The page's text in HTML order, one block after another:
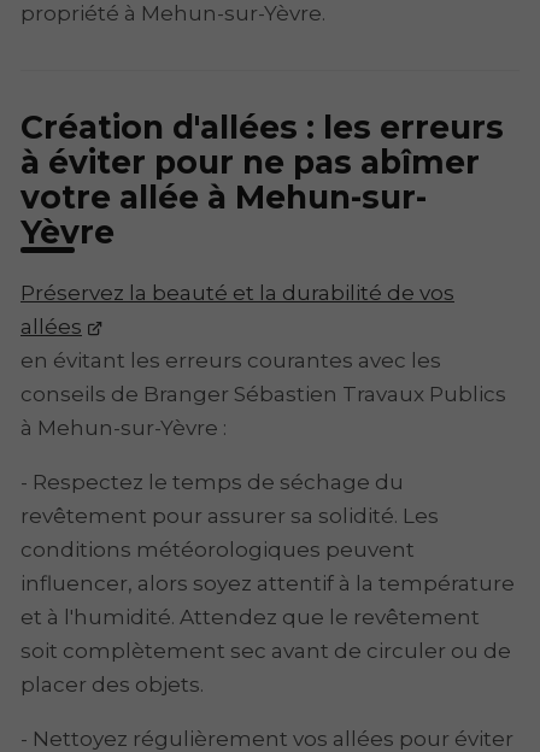
propriété à Mehun-sur-Yèvre.
Création d'allées : les erreurs
à éviter pour ne pas abîmer
votre allée à Mehun-sur-
Yèvre
Préservez la beauté et la durabilité de vos
allées
en évitant les erreurs courantes avec les
conseils de Branger Sébastien Travaux Publics
à Mehun-sur-Yèvre :
- Respectez le temps de séchage du
revêtement pour assurer sa solidité. Les
conditions météorologiques peuvent
influencer, alors soyez attentif à la température
et à l'humidité. Attendez que le revêtement
soit complètement sec avant de circuler ou de
placer des objets.
- Nettoyez régulièrement vos allées pour éviter